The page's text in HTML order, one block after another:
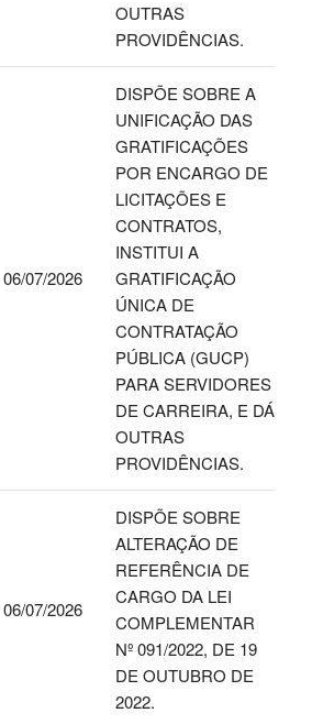
OUTRAS
PROVIDÊNCIAS.
06/07/2026
DISPÕE SOBRE A
UNIFICAÇÃO DAS
GRATIFICAÇÕES
POR ENCARGO DE
LICITAÇÕES E
CONTRATOS,
INSTITUI A
GRATIFICAÇÃO
ÚNICA DE
CONTRATAÇÃO
PÚBLICA (GUCP)
PARA SERVIDORES
DE CARREIRA, E DÁ
OUTRAS
PROVIDÊNCIAS.
06/07/2026
DISPÕE SOBRE
ALTERAÇÃO DE
REFERÊNCIA DE
CARGO DA LEI
COMPLEMENTAR
Nº 091/2022, DE 19
DE OUTUBRO DE
2022.